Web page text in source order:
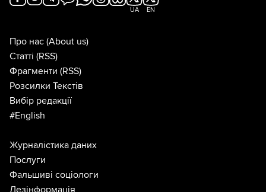
UA EN
Про нас (About us)
Статті (RSS)
Фрагменти (RSS)
Розсилки Текстів
Вибір редакції
#English
Журналістика даних
Послуги
Фальшиві соціологи